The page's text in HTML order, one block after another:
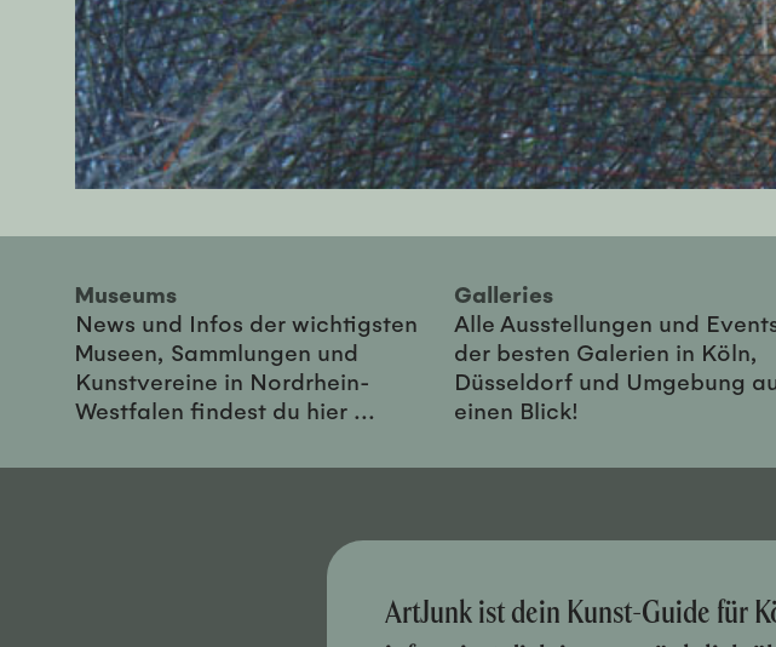
Museums
News und Infos der wichtigsten
Museen, Sammlungen und
Kunstvereine in Nordrhein-
Westfalen findest du hier ...
Galleries
Alle Ausstellungen und
der besten Galerien in Köln,
Düsseldorf und Umgebung
einen Blick!
ArtJunk ist dein Kunst-Guide für